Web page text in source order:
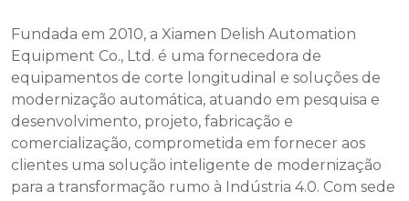
Fundada em 2010, a Xiamen Delish Automation
Equipment Co., Ltd. é uma fornecedora de
equipamentos de corte longitudinal e soluções de
modernização automática, atuando em pesquisa e
desenvolvimento, projeto, fabricação e
comercialização, comprometida em fornecer aos
clientes uma solução inteligente de modernização
para a transformação rumo à Indústria 4.0. Com sede